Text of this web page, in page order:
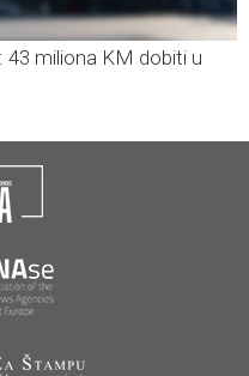
43 miliona KM dobiti u